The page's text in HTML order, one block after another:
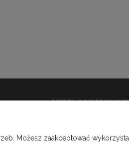
OFERTA INNE
Gumki introligatorskie
Możesz zaakceptować